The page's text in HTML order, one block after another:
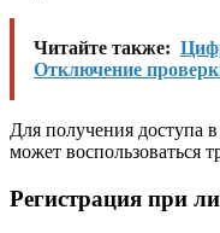
Читайте также:
Отключение
Для получения доступа
может воспользоваться
Регистрация при